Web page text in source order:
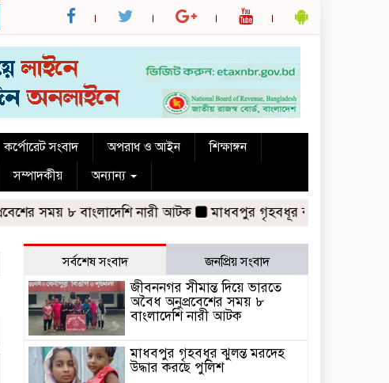
কর্পোরেট সংবাদ অপরাধ ও আইন
শিক্ষাঙ্গন
সম্পাদকীয় অন্যান্য
সময় ৮ বাংলাদেশি নারী আটক মাধবপুর গৃহবধূর ঝুলন্ত মরদেহ উদ্ধার
সর্বশেষ সংবাদ জনপ্রিয় সংবাদ
জীবননগর সীমান্ত দিয়ে ভারতে
অবৈধ অনুপ্রবেশের সময় ৮
বাংলাদেশি নারী আটক
মাধবপুর গৃহবধূর ঝুলন্ত মরদেহ
উদ্ধার করছে পুলিশ